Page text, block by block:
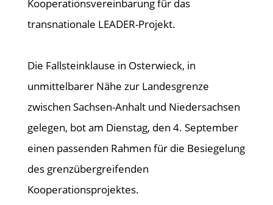
Kooperationsvereinbarung für das
transnationale LEADER-Projekt.
Die Fallsteinklause in Osterwieck, in
unmittelbarer Nähe zur Landesgrenze
zwischen Sachsen-Anhalt und Niedersachsen
gelegen, bot am Dienstag, den 4. September
einen passenden Rahmen für die Besiegelung
des grenzübergreifenden
Kooperationsprojektes.